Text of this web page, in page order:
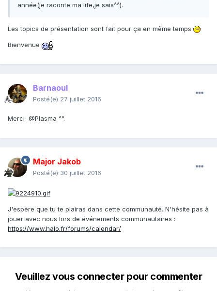
année(je raconte ma life,je sais^^).
Les topics de présentation sont fait pour ça en même temps
Bienvenue
Barnaoul
Posté(e) 27 juillet 2016
Merci @Plasma ^^.
Major Jakob
Posté(e) 30 juillet 2016
J'espère que tu te plairas dans cette communauté. N'hésite pas à
jouer avec nous lors de événements communautaires :
https://www.halo.fr/forums/calendar/
Veuillez vous connecter pour commenter